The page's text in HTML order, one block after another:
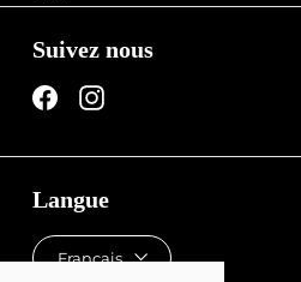
Suivez nous
FacebookInstagram
Langue
Français